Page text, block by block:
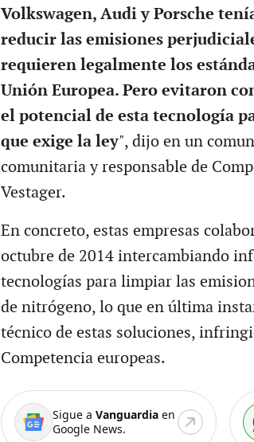
Volkswagen, Audi y Porsche
reducir las emisiones
requieren legalmente los
Unión Europea. Pero evitaron
el potencial de esta tecnología
que exige la ley", dijo en un
comunitaria y responsable de
Vestager.
En concreto, estas empresas
octubre de 2014 intercambiando
tecnologías para limpiar las
de nitrógeno, lo que en última
técnico de estas soluciones,
Competencia europeas.
Sigue a Vanguardiaen
Google News.